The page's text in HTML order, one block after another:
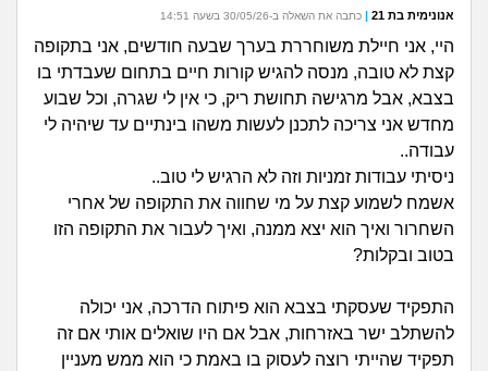
עצות חדשות
מה קורה כאן?
מתחם הטיפים
מדורים
זוגיות
הורות ומשפחה
חיפוש שאלות
התחברות
אנונימית בת 21 | כתבה את השאלה ב-30/05/26 בשעה 14:51
היי, אני חיילת משוחררת בערך שבעה חודשים, אני בתקופה
קצת לא טובה, מנסה להגיש קורות חיים בתחום שעבדתי בו
בצבא, אבל מרגישה תחושת ריק, כי אין לי שגרה, וכל שבוע
מחדש אני צריכה לתכנן לעשות משהו בינתיים עד שיהיה לי
עבודה..
ניסיתי עבודות זמניות וזה לא הרגיש לי טוב..
אשמח לשמוע קצת על מי שחווה את התקופה של אחרי
השחרור ואיך הוא יצא ממנה, ואיך לעבור את התקופה הזו
בטוב ובקלות?
התפקיד שעסקתי בצבא הוא פיתוח הדרכה, אני יכולה
להשתלב ישר באזרחות, אבל אם היו שואלים אותי אם זה
תפקיד שהייתי רוצה לעסוק בו באמת כי הוא ממש מעניין